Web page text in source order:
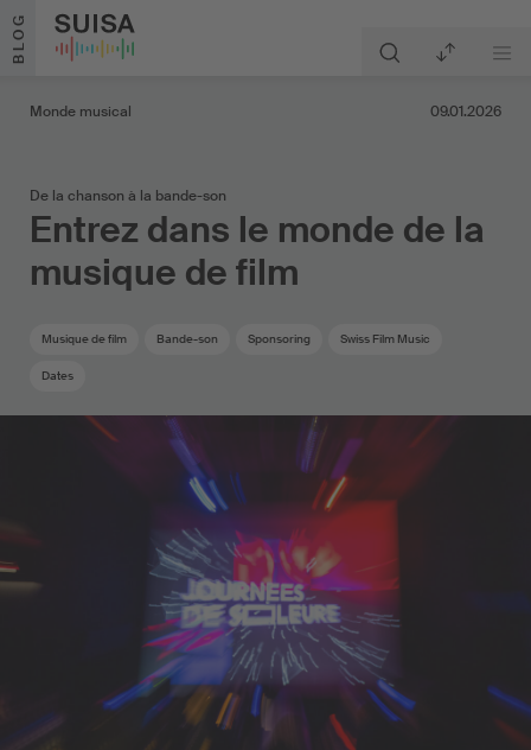
Aller au contenu
BLOG
Monde musical 09.01.2026
De la chanson à la bande-son
Entrez dans le monde de la
musique de film
Musique de film Bande-son Sponsoring Swiss Film Music
Dates